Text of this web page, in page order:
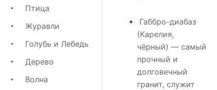
Птица
Журавли
Голубь и Лебедь
Дерево
Волна
Габбро-диабаз
(Карелия,
чёрный) — самый
прочный и
долговечный
гранит, служит